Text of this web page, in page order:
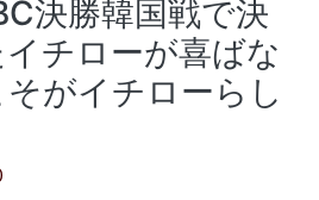
決勝韓国戦で決
チローが喜ばな
がイチローらし